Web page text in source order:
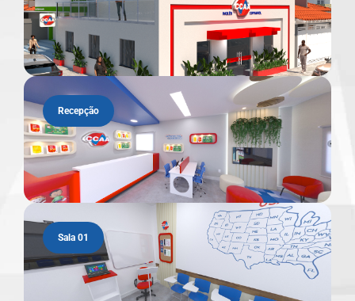
Recepção
Sala 01